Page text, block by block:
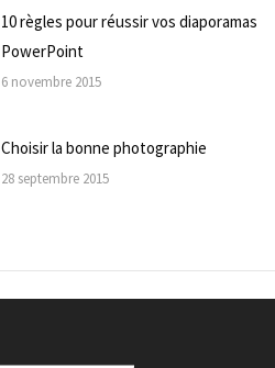
10 règles pour réussir vos diaporamas
PowerPoint
6 novembre 2015
Choisir la bonne photographie
28 septembre 2015